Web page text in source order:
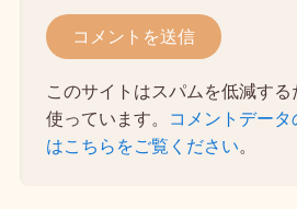
このサイトはスパムを低減す
使っています。
コメントデー
はこちらをご覧ください